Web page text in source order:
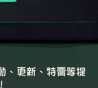
、更新、特賣等提